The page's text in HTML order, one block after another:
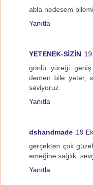
abla nedesem
Yanıtla
YETENEK-SİZİN
gönlü yüreği
demen bile yeter,
seviyoruz.
Yanıtla
dshandmade 19
gerçekten çok güzel
emeğine sağlık.
Yanıtla